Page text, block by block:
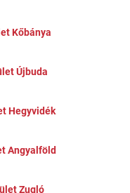
Kőbánya
Újbuda
Hegyvidék
Angyalföld
Zugló